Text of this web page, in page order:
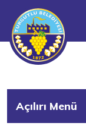
Açılırı Menü